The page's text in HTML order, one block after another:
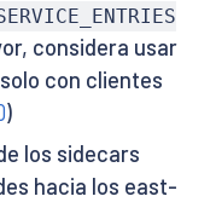
considera usar
con clientes
)
los sidecars
hacia los east-